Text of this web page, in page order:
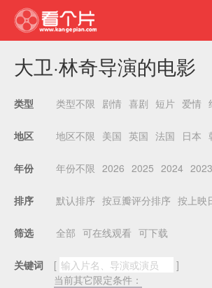
大卫·林奇导演的电影
类型 类型不限 剧情 喜剧 短片 爱情
地区 地区不限 美国 英国 法国 日本
年份 年份不限 2026 2025 2024 2023
排序 默认排序 按豆瓣评分排序 按上映
筛选 全部 可在线观看 可下载
关键词 [
]
当前其它限定条件：